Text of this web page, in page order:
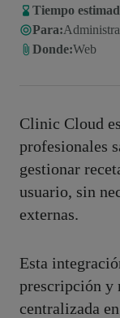
Tiempo
Para:
Donde:Web
Clinic Cloud
profesionales
gestionar
usuario, sin
externas.
Esta
prescripción y
centralizada